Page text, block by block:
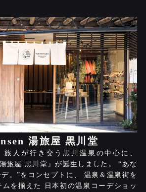
湯旅屋 黒川堂
旅人が行き交う黒川温泉の中心に、
湯旅屋 黒川堂』が誕生しました。 “あな
。”をコンセプトに、 温泉＆温泉街を
を揃えた 日本初の温泉コーデショッ